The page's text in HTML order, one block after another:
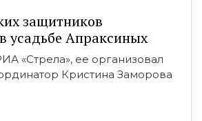
защитников
усадьбе Апраксиных
«Стрела», ее организовал
Кристина Заморова